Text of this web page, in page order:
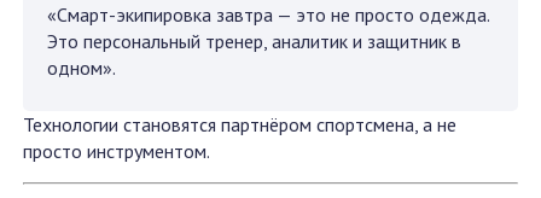
«Смарт-экипировка завтра — это не просто одежда.
Это персональный тренер, аналитик и защитник в
одном».
Технологии становятся партнёром спортсмена, а не
просто инструментом.